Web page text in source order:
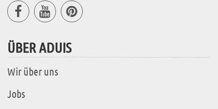
ÜBER ADUIS
Wir über uns
Jobs